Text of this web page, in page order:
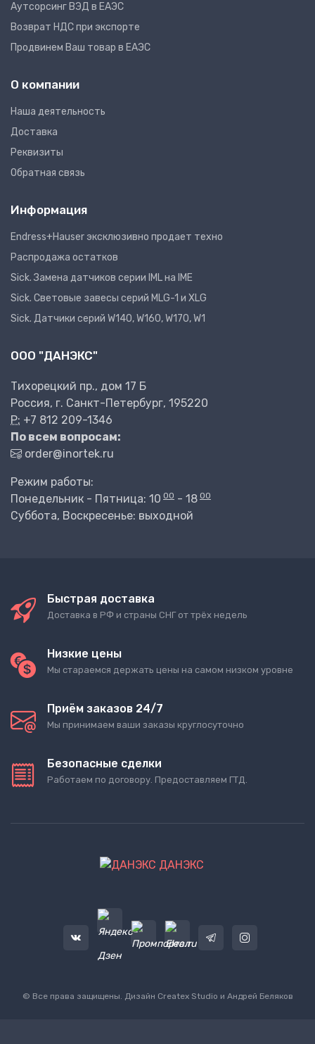
Аутсорсинг ВЭД в ЕАЭС
Возврат НДС при экспорте
Продвинем Ваш товар в ЕАЭС
О компании
Наша деятельность
Доставка
Реквизиты
Обратная связь
Информация
Endress+Hauser эксклюзивно продает техно
Распродажа остатков
Sick. Замена датчиков серии IML на IME
Sick. Световые завесы серий MLG-1 и XLG
Sick. Датчики серий W140, W160, W170, W1
ООО "ДАНЭКС"
Тихорецкий пр., дом 17 Б
Россия, г. Санкт-Петербург, 195220
P: +7 812 209-1346
По всем вопросам:
order@inortek.ru
Режим работы:
Понедельник - Пятница: 10 00 - 18 00
Суббота, Воскресенье: выходной
Быстрая доставка
Доставка в РФ и страны СНГ от трёх недель
Низкие цены
Мы стараемся держать цены на самом низком уровне
Приём заказов 24/7
Мы принимаем ваши заказы круглосуточно
Безопасные сделки
Работаем по договору. Предоставляем ГТД.
ДАНЭКС
© Все права защищены. Дизайн Createx Studio и Андрей Беляков